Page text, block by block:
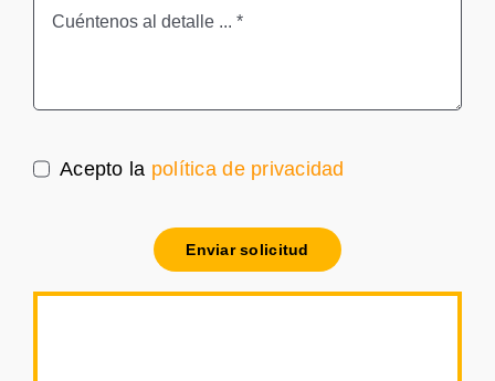
Acepto la política de privacidad
Enviar solicitud